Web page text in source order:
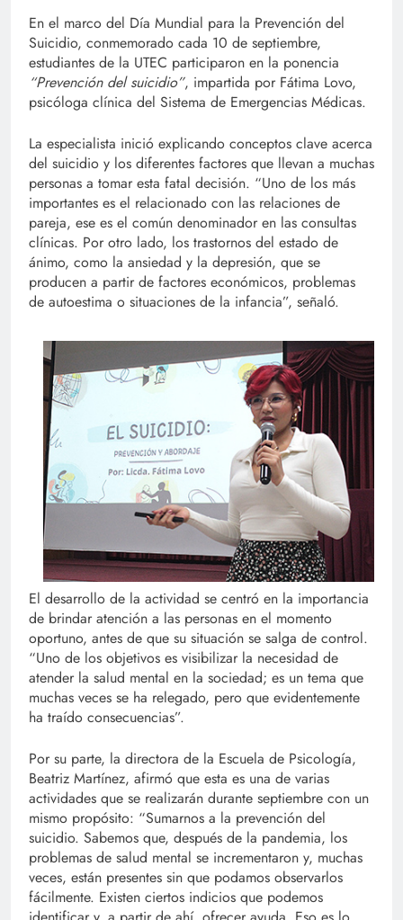
En el marco del Día Mundial para la Prevención del
Suicidio, conmemorado cada 10 de septiembre,
estudiantes de la UTEC participaron en la ponencia
“Prevención del suicidio”, impartida por Fátima Lovo,
psicóloga clínica del Sistema de Emergencias Médicas.
La especialista inició explicando conceptos clave acerca
del suicidio y los diferentes factores que llevan a muchas
personas a tomar esta fatal decisión. “Uno de los más
importantes es el relacionado con las relaciones de
pareja, ese es el común denominador en las consultas
clínicas. Por otro lado, los trastornos del estado de
ánimo, como la ansiedad y la depresión, que se
producen a partir de factores económicos, problemas
de autoestima o situaciones de la infancia”, señaló.
El desarrollo de la actividad se centró en la importancia
de brindar atención a las personas en el momento
oportuno, antes de que su situación se salga de control.
“Uno de los objetivos es visibilizar la necesidad de
atender la salud mental en la sociedad; es un tema que
muchas veces se ha relegado, pero que evidentemente
ha traído consecuencias”.
Por su parte, la directora de la Escuela de Psicología,
Beatriz Martínez, afirmó que esta es una de varias
actividades que se realizarán durante septiembre con un
mismo propósito: “Sumarnos a la prevención del
suicidio. Sabemos que, después de la pandemia, los
problemas de salud mental se incrementaron y, muchas
veces, están presentes sin que podamos observarlos
fácilmente. Existen ciertos indicios que podemos